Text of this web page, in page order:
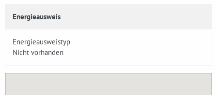
Energieausweis
Energieausweistyp
Nicht vorhanden